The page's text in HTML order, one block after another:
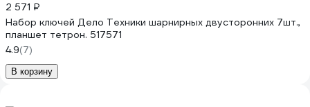
2 571 ₽
Набор ключей Дело Техники шарнирных двусторонних 7шт.,
планшет тетрон. 517571
4.9(7)
В корзину